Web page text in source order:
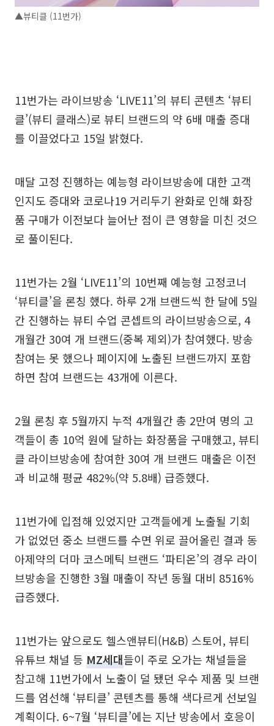
▲뷰티클 (11번가)
11번가는 라이브방송 ‘LIVE11’의 뷰티 콘텐츠 ‘뷰티
클’(뷰티 클래스)로 뷰티 브랜드의 약 6배 매출 증대
를 이끌었다고 15일 밝혔다.
매달 고정 진행하는 예능형 라이브방송에 대한 고객
인지도 증대와 코로나19 거리두기 완화로 인해 화장
품 구매가 이전보다 늘어난 점이 큰 영향을 미친 것으
로 풀이된다.
11번가는 2월 ‘LIVE11’의 10번째 예능형 고정코너
‘뷰티클’을 론칭 했다. 하루 2개 브랜드씩 한 달에 5일
간 진행하는 뷰티 수업 콘셉트의 라이브방송으로, 4
개월간 30여 개 브랜드(중복 제외)가 참여했다. 방송
참여는 못 했으나 페이지에 노출된 브랜드까지 포함
하면 참여 브랜드는 43개에 이른다.
2월 론칭 후 5월까지 누적 4개월간 총 2만여 명의 고
객들이 총 10억 원에 달하는 화장품을 구매했고, 뷰티
클 라이브방송에 참여한 30여 개 브랜드 매출은 이전
과 비교해 평균 482%(약 5.8배) 급증했다.
11번가에 입점해 있었지만 고객들에게 노출될 기회
가 없었던 중소 브랜드를 수면 위로 끌어올린 결과 동
아제약의 더마 코스메틱 브랜드 ‘파티온’의 경우 라이
브방송을 진행한 3월 매출이 작년 동월 대비 8516%
급증했다.
11번가는 앞으로도 헬스앤뷰티(H&B) 스토어, 뷰티
유튜브 채널 등 MZ세대들이 주로 오가는 채널들을
참고해 11번가에서 노출이 덜 됐던 우수 제품 및 브랜
드를 엄선해 ‘뷰티클’ 콘텐츠를 통해 색다르게 선보일
계획이다. 6~7월 ‘뷰티클’에는 지난 방송에서 호응이